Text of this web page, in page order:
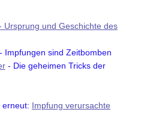
Ursprung und Geschichte des
Impfungen sind Zeitbomben
- Die geheimen Tricks der
erneut: Impfung verursachte